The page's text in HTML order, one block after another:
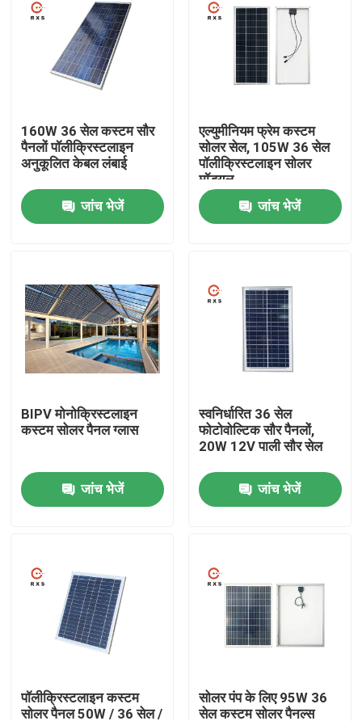
हमारे बारे में
संपर्क
उत्पाद
हाई पावर सोलर पैनल
मोनोक्रिस्टलाइन पीवी मॉड्यूल
बीआईपीवी मॉड्यूल
160W 36 सेल कस्टम सौर
पैनलों पॉलीक्रिस्टलाइन
अनुकूलित केबल लंबाई
जांच भेजें
एल्युमीनियम फ्रेम कस्टम
सोलर सेल, 105W 36 सेल
पॉलीक्रिस्टलाइन सोलर
मॉड्यूल
जांच भेजें
BIPV मोनोक्रिस्टलाइन
कस्टम सोलर पैनल ग्लास
जांच भेजें
स्वनिर्धारित 36 सेल
फोटोवोल्टिक सौर पैनलों,
20W 12V पाली सौर सेल
जांच भेजें
पॉलीक्रिस्टलाइन कस्टम
सोलर पैनल 50W / 36 सेल /
सोलर पंप के लिए 95W 36
सेल कस्टम सोलर पैनल्स